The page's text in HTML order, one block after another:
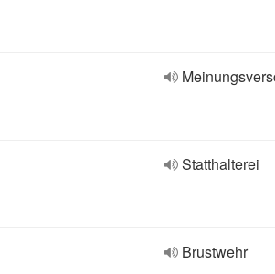
Statthalterei
Brustwehr